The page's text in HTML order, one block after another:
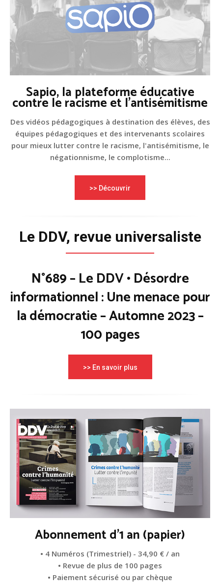
Sapio, la plateforme éducative
contre le racisme et l'antisémitisme
Des vidéos pédagogiques à destination des élèves, des
équipes pédagogiques et des intervenants scolaires
pour mieux lutter contre le racisme, l'antisémitisme, le
négationnisme, le complotisme...
>> Découvrir
Le DDV, revue universaliste
N°689 – Le DDV • Désordre
informationnel : Une menace pour
la démocratie – Automne 2023 –
100 pages
>> En savoir plus
Abonnement d'1 an (papier)
• 4 Numéros (Trimestriel) - 34,90 € / an
• Revue de plus de 100 pages
• Paiement sécurisé ou par chèque